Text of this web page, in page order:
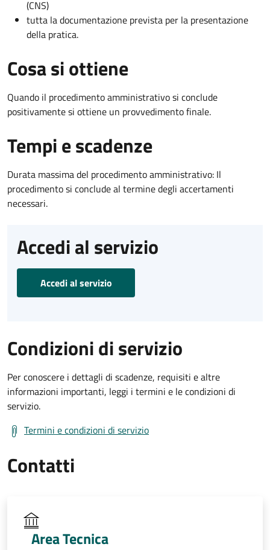
(CNS)
tutta la documentazione prevista per la presentazione
della pratica.
Cosa si ottiene
Quando il procedimento amministrativo si conclude
positivamente si ottiene un provvedimento finale.
Tempi e scadenze
Durata massima del procedimento amministrativo: Il
procedimento si conclude al termine degli accertamenti
necessari.
Accedi al servizio
Accedi al servizio
Condizioni di servizio
Per conoscere i dettagli di scadenze, requisiti e altre
informazioni importanti, leggi i termini e le condizioni di
servizio.
Termini e condizioni di servizio
Contatti
Area Tecnica